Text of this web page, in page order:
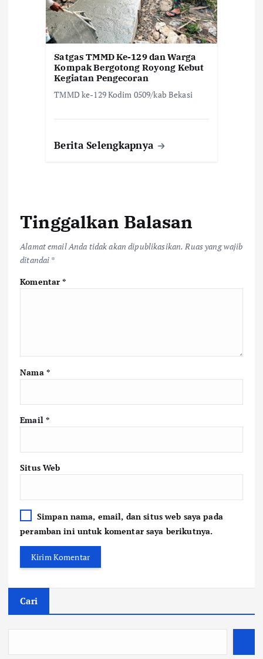
Satgas TMMD Ke-129 dan Warga
Kompak Bergotong Royong Kebut
Kegiatan Pengecoran
TMMD ke-129 Kodim 0509/kab Bekasi
Berita Selengkapnya
Tinggalkan Balasan
Alamat email Anda tidak akan dipublikasikan. Ruas yang wajib
ditandai *
Komentar*
Nama *
Email *
Situs Web
Simpan nama, email, dan situs web saya pada
peramban ini untuk komentar saya berikutnya.
Cari